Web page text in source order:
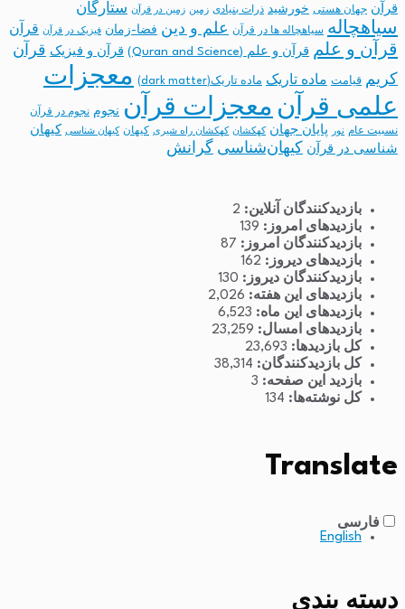
قرآن جهان هستی خورشید ذرات بنیادی زمین زمین در قرآن ستارگان
سیاهچاله سیاهچاله ها در قرآن علم و دین فضا-زمان فیزیک در قرآن قرآن
قرآن و علم قرآن و علم (Quran and Science) قرآن و فیزیک قرآن
کریم قیامت ماده تاریک ماده تاریک(dark matter)
معجزات
علمی قرآن معجزات قرآن نجوم نجوم در قرآن
نسبیت عام
نور پایان جهان کهکشان کهکشان راه شیری کیهان کیهان شناسی
کیهان
شناسی در قرآن
کیهان‌شناسی گرانش
بازدیدکنندگان آنلاین: 2
بازدیدهای امروز: 139
بازدیدکنندگان امروز: 87
بازدیدهای دیروز: 162
بازدیدکنندگان دیروز: 130
بازدیدهای این هفته: 2,026
بازدیدهای این ماه: 6,523
بازدیدهای امسال: 23,259
کل بازدیدها: 23,693
کل بازدیدکنند‌گان: 38,314
بازدید این صفحه: 3
کل نوشته‌ها: 134
Translate
فارسی
English
دسته بندی